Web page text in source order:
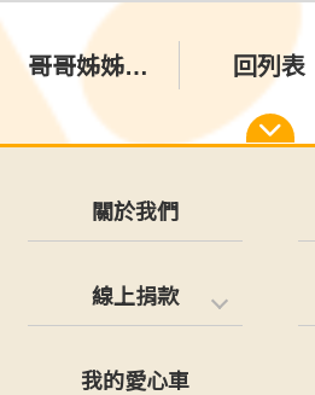
哥哥姊姊們~【狗腳印又缺罐罐了】~~ 回列表
關於我們
線上捐款
我的愛心車